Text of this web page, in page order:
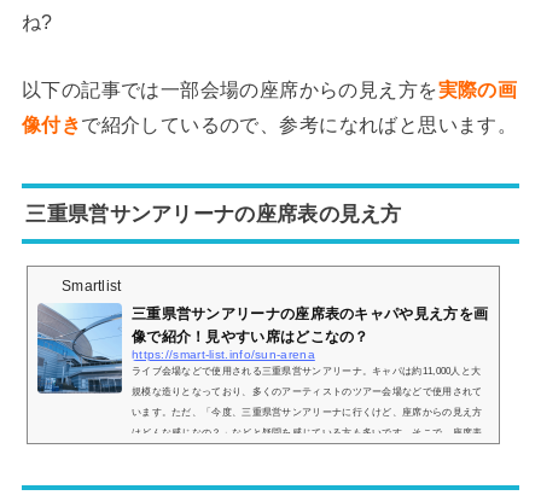
ね?
以下の記事では一部会場の座席からの見え方を実際の画
像付きで紹介しているので、参考になればと思います。
三重県営サンアリーナの座席表の見え方
Smartlist
三重県営サンアリーナの座席表のキャパや見え方を画
像で紹介！見やすい席はどこなの？
https://smart-list.info/sun-arena
ライブ会場などで使用される三重県営サンアリーナ。キャパは約11,000人と大
規模な造りとなっており、多くのアーティストのツアー会場などで使用されて
います。ただ、「今度、三重県営サンアリーナに行くけど、座席からの見え方
はどんな感じなの？」などと疑問を感じている方も多いです。そこで、座席表